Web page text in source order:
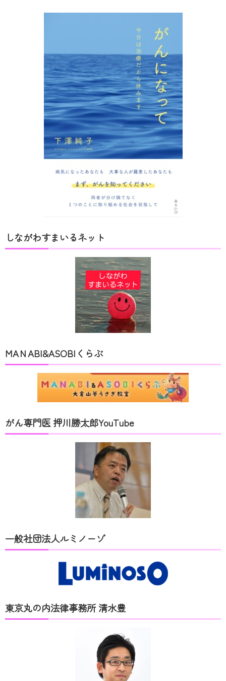
しながわすまいるネット
MAＮABI&ASOBIくらぶ
がん専門医 押川勝太郎YouTube
一般社団法人ルミノーゾ
東京丸の内法律事務所 清水豊